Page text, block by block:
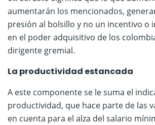
aumentarán los mencionados,
presión al bolsillo y no un incentivo o
en el poder adquisitivo de los
dirigente gremial.
La productividad estancada
A este componente se le suma el
productividad, que hace parte de las
en cuenta para el alza del salario